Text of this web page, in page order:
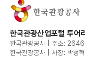
한국관광산업포털 투어
한국관광공사 | 주소:
한국관광공사 | 사장: 박성혁